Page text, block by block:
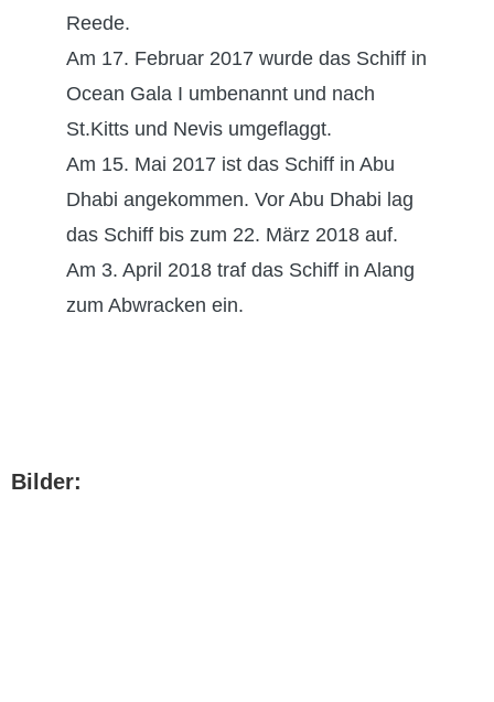
Reede.
Am 17. Februar 2017 wurde das Schiff in
Ocean Gala I umbenannt und nach
St.Kitts und Nevis umgeflaggt.
Am 15. Mai 2017 ist das Schiff in Abu
Dhabi angekommen. Vor Abu Dhabi lag
das Schiff bis zum 22. März 2018 auf.
Am 3. April 2018 traf das Schiff in Alang
zum Abwracken ein.
Bilder: